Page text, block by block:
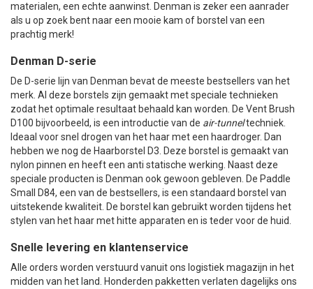
materialen, een echte aanwinst. Denman is zeker een aanrader
als u op zoek bent naar een mooie kam of borstel van een
prachtig merk!
Denman D-serie
De D-serie lijn van Denman bevat de meeste bestsellers van het
merk. Al deze borstels zijn gemaakt met speciale technieken
zodat het optimale resultaat behaald kan worden. De Vent Brush
D100 bijvoorbeeld, is een introductie van de air-tunneltechniek.
Ideaal voor snel drogen van het haar met een haardroger. Dan
hebben we nog de Haarborstel D3. Deze borstel is gemaakt van
nylon pinnen en heeft een anti statische werking. Naast deze
speciale producten is Denman ook gewoon gebleven. De Paddle
Small D84, een van de bestsellers, is een standaard borstel van
uitstekende kwaliteit. De borstel kan gebruikt worden tijdens het
stylen van het haar met hitte apparaten en is teder voor de huid.
Snelle levering en klantenservice
Alle orders worden verstuurd vanuit ons logistiek magazijn in het
midden van het land. Honderden pakketten verlaten dagelijks ons